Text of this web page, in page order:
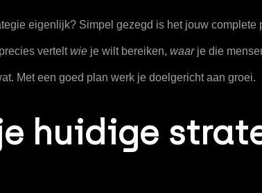
eigenlijk? Simpel gezegd is het jouw complete
verteltwie je wilt bereiken, waarje die
Met een goed plan werk je doelgericht aan groei.
huidige